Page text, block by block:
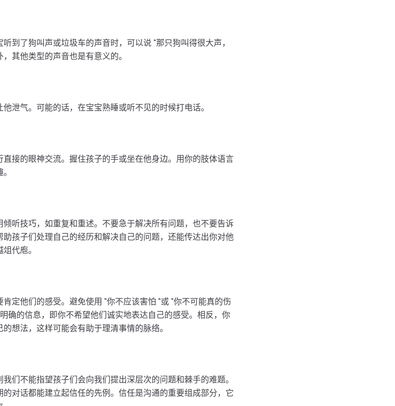
到了狗叫声或垃圾车的声音时，可以说 "那只狗叫得很大声，
其他类型的声音也是有意义的。
泄气。可能的话，在宝宝熟睡或听不见的时候打电话。
接的眼神交流。握住孩子的手或坐在他身边。用你的肢体语言
听技巧，如重复和重述。不要急于解决所有问题，也不要告诉
孩子们处理自己的经历和解决自己的问题，还能传达出你对他
代庖。
定他们的感受。避免使用 "你不应该害怕 "或 "你不可能真的伤
确的信息，即你不希望他们诚实地表达自己的感受。相反，你
想法，这样可能会有助于理清事情的脉络。
们不能指望孩子们会向我们提出深层次的问题和棘手的难题。
对话都能建立起信任的先例。信任是沟通的重要组成部分，它